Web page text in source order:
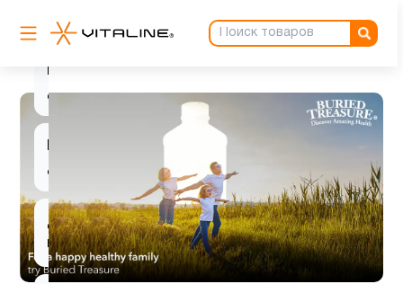
Витамин
D для
детей
д3
Детские
мультивитамины
1